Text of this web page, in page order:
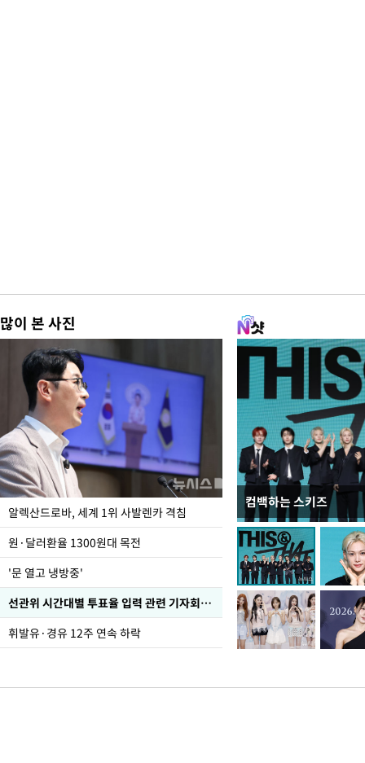
많이 본 사진
알렉산드로바, 세계 1위 사발렌카 격침
원·달러환율 1300원대 목전
'문 열고 냉방중'
선관위 시간대별 투표율 입력 관련 기자회견하는 주진우 의원
휘발유·경유 12주 연속 하락
컴백하는 스키즈
폭염 속 주말 풍경은?